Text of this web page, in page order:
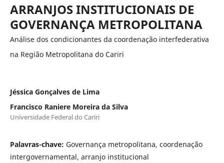
ARRANJOS INSTITUCIONAIS DE
GOVERNANÇA METROPOLITANA
Análise dos condicionantes da coordenação interfederativa
na Região Metropolitana do Cariri
Jéssica Gonçalves de Lima
Francisco Raniere Moreira da Silva
Universidade Federal do Cariri
Palavras-chave: Governança metropolitana, coordenação
intergovernamental, arranjo institucional